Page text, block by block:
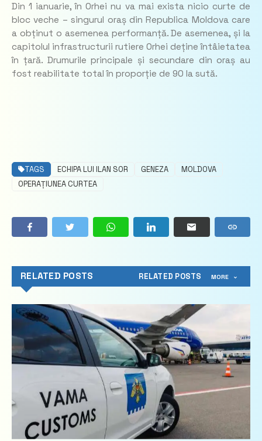
Din 1 ianuarie, în Orhei nu va mai exista nicio curte de
bloc veche – singurul oraș din Republica Moldova care
a obținut o asemenea performanță. De asemenea, și la
capitolul infrastructurii rutiere Orhei deține întâietatea
în țară. Drumurile principale și secundare din oraș au
fost reabilitate total în proporție de 90 la sută.
TAGS ECHIPA LUI ILAN SOR GENEZA
MOLDOVA
OPERAȚIUNEA CURTEA
RELATED POSTS RELATED POSTS MORE